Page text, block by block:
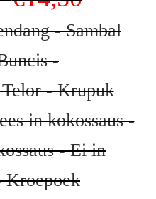
- Sambal
-
- Krupuk
in kokossaus -
- Ei in
Kroepoek